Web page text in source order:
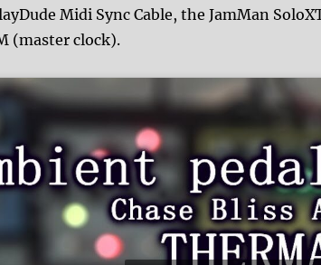
Midi Sync Cable, the JamMan
(master clock).